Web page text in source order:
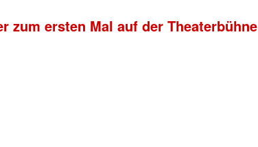
zum ersten Mal auf der Theaterbühne